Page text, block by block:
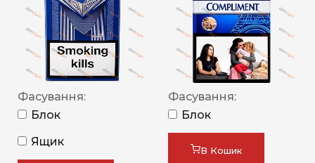
Фасування:
Блок
Ящик
Фасування:
Блок
В Кошик